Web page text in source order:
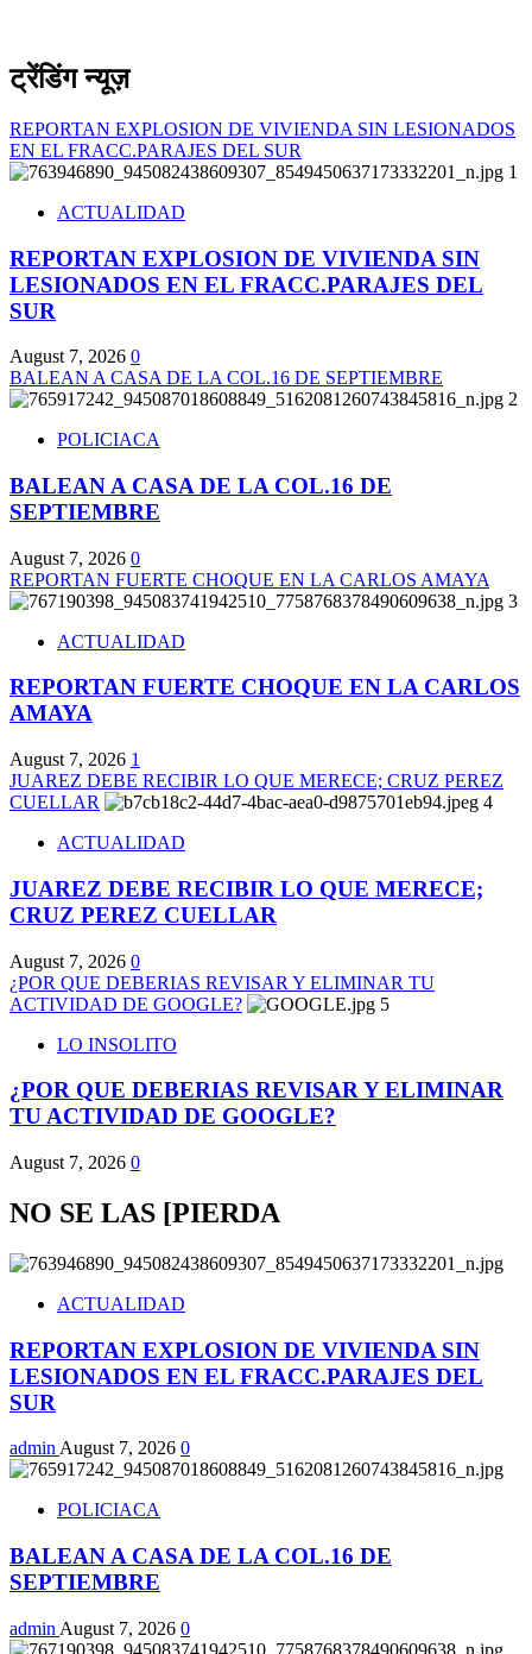
ट्रेंडिंग न्यूज़
REPORTAN EXPLOSION DE VIVIENDA SIN LESIONADOS
EN EL FRACC.PARAJES DEL SUR
1
ACTUALIDAD
REPORTAN EXPLOSION DE VIVIENDA SIN
LESIONADOS EN EL FRACC.PARAJES DEL
SUR
August 7, 2026 0
BALEAN A CASA DE LA COL.16 DE SEPTIEMBRE
2
POLICIACA
BALEAN A CASA DE LA COL.16 DE
SEPTIEMBRE
August 7, 2026 0
REPORTAN FUERTE CHOQUE EN LA CARLOS AMAYA
3
ACTUALIDAD
REPORTAN FUERTE CHOQUE EN LA CARLOS
AMAYA
August 7, 2026 1
JUAREZ DEBE RECIBIR LO QUE MERECE; CRUZ PEREZ
CUELLAR
4
ACTUALIDAD
JUAREZ DEBE RECIBIR LO QUE MERECE;
CRUZ PEREZ CUELLAR
August 7, 2026 0
¿POR QUE DEBERIAS REVISAR Y ELIMINAR TU
ACTIVIDAD DE GOOGLE?
5
LO INSOLITO
¿POR QUE DEBERIAS REVISAR Y ELIMINAR
TU ACTIVIDAD DE GOOGLE?
August 7, 2026 0
NO SE LAS [PIERDA
ACTUALIDAD
REPORTAN EXPLOSION DE VIVIENDA SIN
LESIONADOS EN EL FRACC.PARAJES DEL
SUR
admin August 7, 2026 0
POLICIACA
BALEAN A CASA DE LA COL.16 DE
SEPTIEMBRE
admin August 7, 2026 0